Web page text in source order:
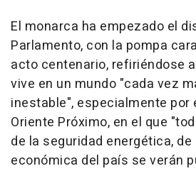
El monarca ha empezado el
Parlamento, con la pompa
acto centenario, refiriéndose
vive en un mundo "cada vez
inestable", especialmente por
Oriente Próximo, en el que
de la seguridad energética,
económica del país se verán